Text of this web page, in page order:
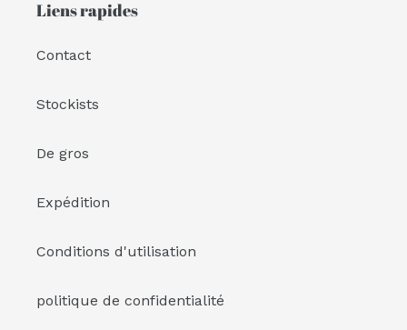
Liens rapides
Contact
Stockists
De gros
Expédition
Conditions d'utilisation
politique de confidentialité